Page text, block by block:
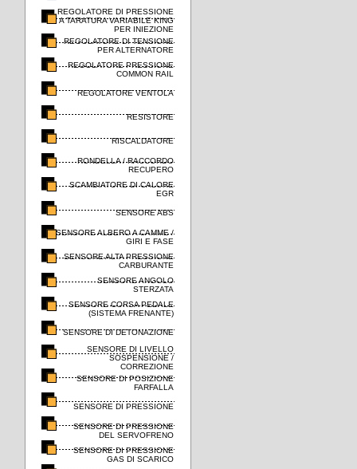
REGOLATORE DI PRESSIONE
A TARATURA VARIABILE KING
PER INIEZIONE
REGOLATORE DI TENSIONE
PER ALTERNATORE
REGOLATORE PRESSIONE
COMMON RAIL
REGOLATORE VENTOLA
RESISTORE
RISCALDATORE
RONDELLA / RACCORDO
RECUPERO
SCAMBIATORE DI CALORE
EGR
SENSORE ABS
SENSORE ALBERO A CAMME /
GIRI E FASE
SENSORE ALTA PRESSIONE
CARBURANTE
SENSORE ANGOLO
STERZATA
SENSORE CORSA PEDALE
(SISTEMA FRENANTE)
SENSORE DI DETONAZIONE
SENSORE DI LIVELLO
SOSPENSIONE /
CORREZIONE
SENSORE DI POSIZIONE
FARFALLA
SENSORE DI PRESSIONE
SENSORE DI PRESSIONE
DEL SERVOFRENO
SENSORE DI PRESSIONE
GAS DI SCARICO